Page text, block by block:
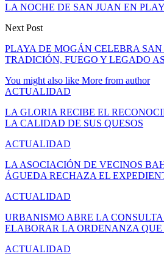
LA NOCHE DE SAN JUAN EN
Next Post
PLAYA DE MOGÁN CELEBRA
TRADICIÓN, FUEGO Y LEGADO
You might also like More from author
ACTUALIDAD
LA GLORIA RECIBE EL
LA CALIDAD DE SUS QUESOS
ACTUALIDAD
LA ASOCIACIÓN DE VECINOS
ÁGUEDA RECHAZA EL
ACTUALIDAD
URBANISMO ABRE LA
ELABORAR LA ORDENANZA
ACTUALIDAD